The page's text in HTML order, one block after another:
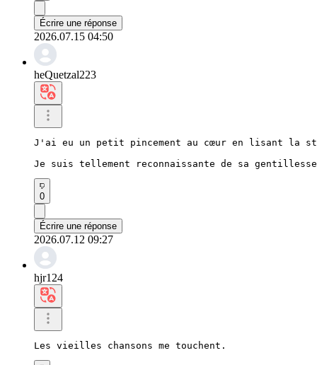
Écrire une réponse
2026.07.15 04:50
heQuetzal223
J'ai eu un petit pincement au cœur en lisant la
Je suis tellement reconnaissante de sa
0
Écrire une réponse
2026.07.12 09:27
hjr124
Les vieilles chansons me touchent.